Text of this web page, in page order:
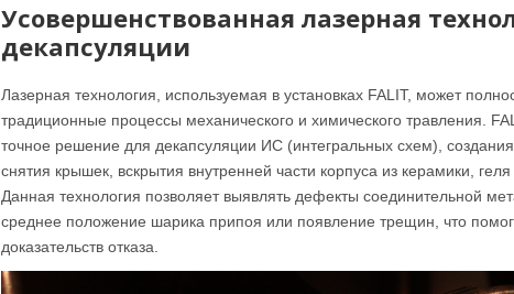
Усовершенствованная лазерная
декапсуляции
Лазерная технология, используемая в установках FALIT, может
традиционные процессы механического и химического травления.
точное решение для декапсуляции ИС (интегральных схем),
снятия крышек, вскрытия внутренней части корпуса из керамики,
Данная технология позволяет выявлять дефекты соединительной
среднее положение шарика припоя или появление трещин, что
доказательств отказа.